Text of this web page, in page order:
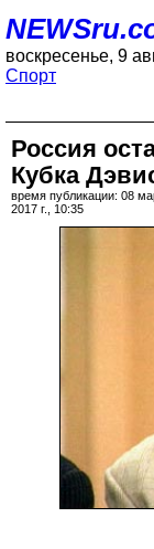
воскресенье, 9
Спорт
Россия
Кубка
время публикации: 08
2017 г., 10:35